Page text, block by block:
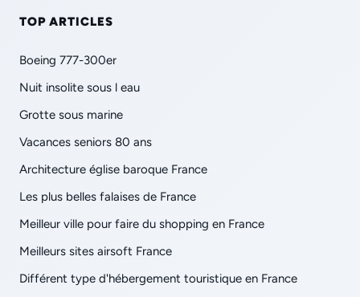
TOP ARTICLES
Boeing 777-300er
Nuit insolite sous l eau
Grotte sous marine
Vacances seniors 80 ans
Architecture église baroque France
Les plus belles falaises de France
Meilleur ville pour faire du shopping en France
Meilleurs sites airsoft France
Différent type d'hébergement touristique en France